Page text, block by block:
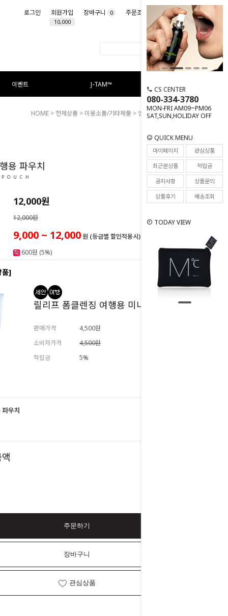
로그인 회원가입
10,000
장바구니 0 주문조회 마이페이지
이벤트 J-TAM™
CS CENTER
080-334-3780
MON-FRI AM09~PM06
SAT,SUN,HOLIDAY OFF
QUICK MENU
마이페이지
관심상품
최근본상품
적립금
공지사항
상품문의
상품후기
배송조회
TODAY VIEW
HOME > 전체상품 > 미용소품/기타제품 > 엠도씨 여행용 파우치
21
용 파우치
12,000원
12,000원
9,000 ~ 12,000원 (등급별 할인적용시)
600원 (5%)
품]
릴리프 폼클렌징 여행용 미니 50g
판매가격
4,500원
소비자가격
4,500원
적립금
5%
우치
주문하기
장바구니
관심상품